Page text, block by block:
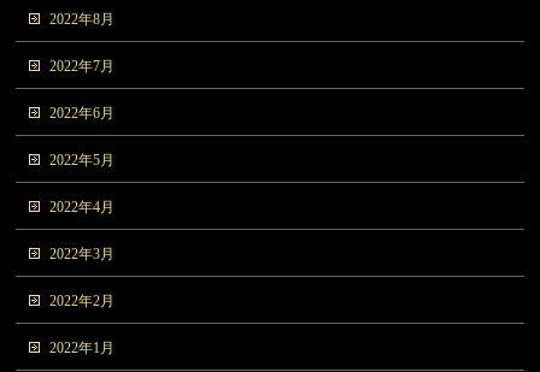
2022年8月
2022年7月
2022年6月
2022年5月
2022年4月
2022年3月
2022年2月
2022年1月